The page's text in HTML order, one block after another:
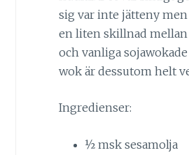
sig var inte jätteny
en liten skillnad
och vanliga
wok är dessutom helt
Ingredienser:
½ msk sesamolja